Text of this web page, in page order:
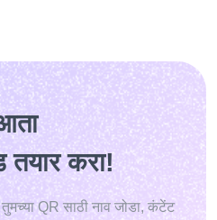
करा!
QR साठी नाव जोडा, कंटेंट